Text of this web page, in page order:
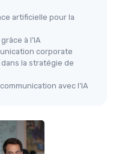
artificielle pour la
à l’IA
corporate
la stratégie de
avec l’IA